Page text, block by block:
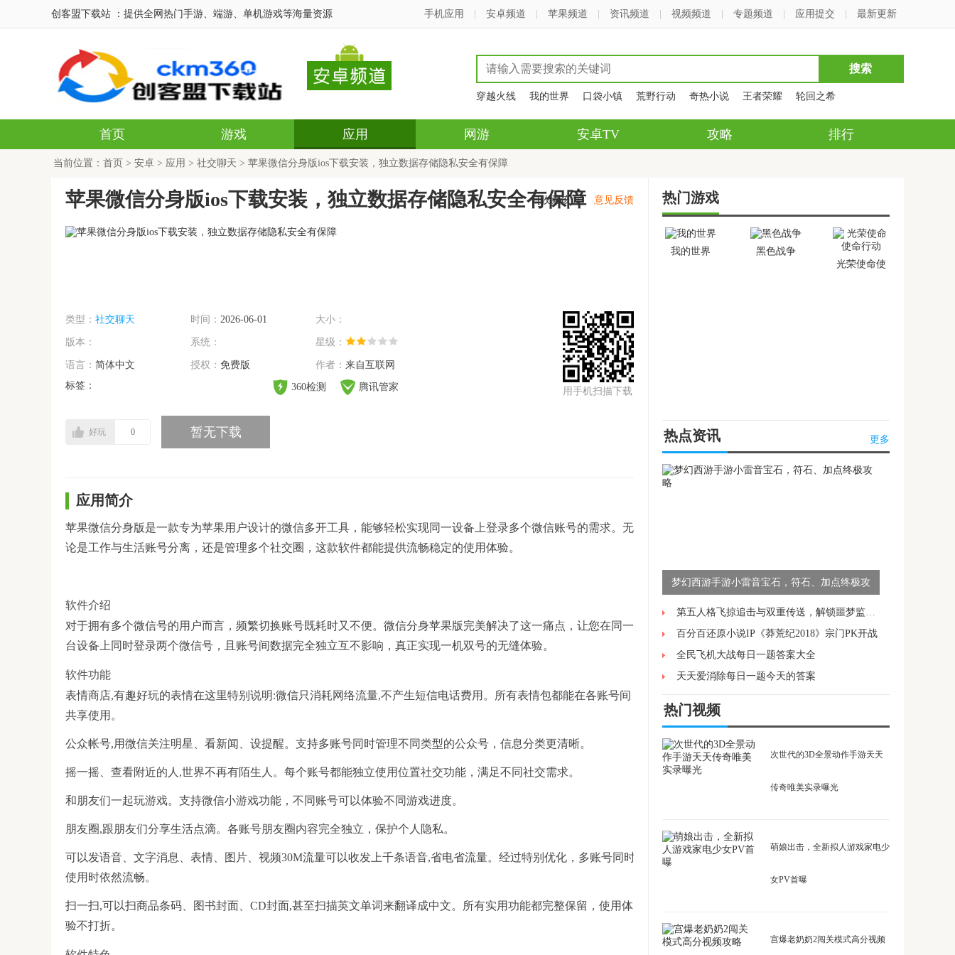
创客盟下载站 ：提供全网热门手游、端游、单机游戏等海量资源 手机应用 安卓频道 苹果频道 资讯频道 视频频道 专题频道 应用提交 最新更新
穿越火线 我的世界 口袋小镇 荒野行动 奇热小说 王者荣耀 轮回之希
首页 游戏 应用 网游 安卓TV 攻略 排行
当前位置： 首页 > 安卓 > 应用 > 社交聊天 > 苹果微信分身版ios下载安装，独立数据存储隐私安全有保障
苹果微信分身版ios下载安装，独立数据存储隐私安全有保障
[收藏该页] 意见反馈
类型： 社交聊天 时间： 2026-06-01 大小：
版本： 系统： 星级：
语言： 简体中文 授权： 免费版 作者： 来自互联网
标签：
360检测 腾讯管家 用手机扫描下载
好玩 0 暂无下载
应用简介
苹果微信分身版是一款专为苹果用户设计的微信多开工具，能够轻松实现同一设备上登录多个微信账号的需求。无
论是工作与生活账号分离，还是管理多个社交圈，这款软件都能提供流畅稳定的使用体验。
软件介绍
对于拥有多个微信号的用户而言，频繁切换账号既耗时又不便。微信分身苹果版完美解决了这一痛点，让您在同一
台设备上同时登录两个微信号，且账号间数据完全独立互不影响，真正实现一机双号的无缝体验。
软件功能
表情商店,有趣好玩的表情在这里特别说明:微信只消耗网络流量,不产生短信电话费用。所有表情包都能在各账号间
共享使用。
公众帐号,用微信关注明星、看新闻、设提醒。支持多账号同时管理不同类型的公众号，信息分类更清晰。
摇一摇、查看附近的人,世界不再有陌生人。每个账号都能独立使用位置社交功能，满足不同社交需求。
和朋友们一起玩游戏。支持微信小游戏功能，不同账号可以体验不同游戏进度。
朋友圈,跟朋友们分享生活点滴。各账号朋友圈内容完全独立，保护个人隐私。
可以发语音、文字消息、表情、图片、视频30M流量可以收发上千条语音,省电省流量。经过特别优化，多账号同时
使用时依然流畅。
扫一扫,可以扫商品条码、图书封面、CD封面,甚至扫描英文单词来翻译成中文。所有实用功能都完整保留，使用体
验不打折。
热门游戏
我的世界
黑色战争
光荣使命使
热点资讯 更多
梦幻西游手游小雷音宝石，符石、加点终极攻
略
第五人格飞掠追击与双重传送，解锁噩梦监管者的高阶操作技巧
百分百还原小说IP《莽荒纪2018》宗门PK开战
全民飞机大战每日一题答案大全
天天爱消除每日一题今天的答案
热门视频
次世代的3D全景动作手游天天
传奇唯美实录曝光
萌娘出击，全新拟人游戏家电少
女PV首曝
宫爆老奶奶2闯关模式高分视频